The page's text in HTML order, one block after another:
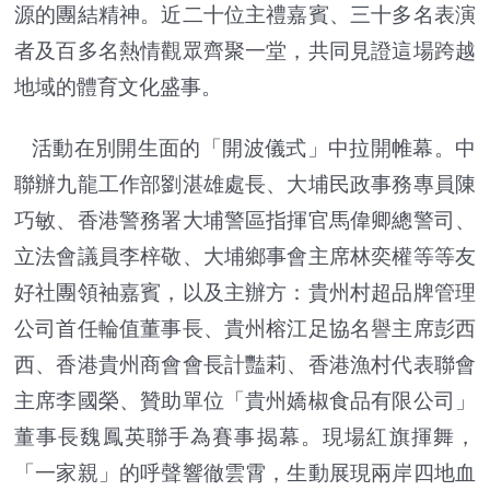
源的團結精神。近二十位主禮嘉賓、三十多名表演
者及百多名熱情觀眾齊聚一堂，共同見證這場跨越
地域的體育文化盛事。
活動在別開生面的「開波儀式」中拉開帷幕。中
聯辦九龍工作部劉湛雄處長、大埔民政事務專員陳
巧敏、香港警務署大埔警區指揮官馬偉卿總警司、
立法會議員李梓敬、大埔鄉事會主席林奕權等等友
好社團領袖嘉賓，以及主辦方：貴州村超品牌管理
公司首任輪值董事長、貴州榕江足協名譽主席彭西
西、香港貴州商會會長計豔莉、香港漁村代表聯會
主席李國榮、贊助單位「貴州嬌椒食品有限公司」
董事長魏鳳英聯手為賽事揭幕。現場紅旗揮舞，
「一家親」的呼聲響徹雲霄，生動展現兩岸四地血